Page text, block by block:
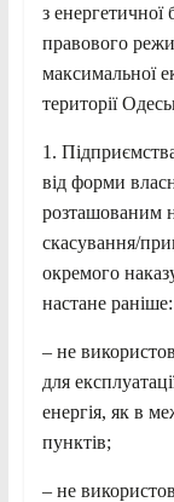
з енергетичної
правового
максимальної
території
1.
від форми
розташованим
скасування/
окремого
настане раніше:
– не
для
енергія, як в
пунктів;
– не